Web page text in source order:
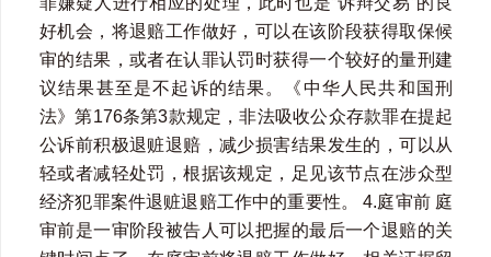
好机会，将退赔工作做好，可以在该阶段获得取保候
审的结果，或者在认罪认罚时获得一个较好的量刑建
议结果甚至是不起诉的结果。《中华人民共和国刑
法》第176条第3款规定，非法吸收公众存款罪在提起
公诉前积极退赃退赔，减少损害结果发生的，可以从
轻或者减轻处罚，根据该规定，足见该节点在涉众型
经济犯罪案件退赃退赔工作中的重要性。 4.庭审前 庭
审前是一审阶段被告人可以把握的最后一个退赔的关